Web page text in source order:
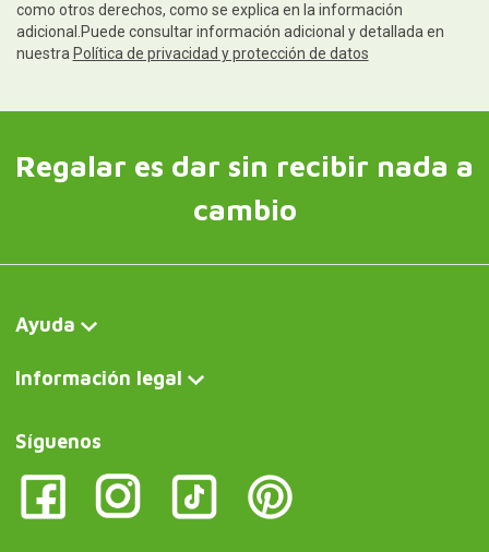
como otros derechos, como se explica en la información
adicional.Puede consultar información adicional y detallada en
nuestra Política de privacidad y protección de datos
Regalar es dar sin recibir nada a
cambio
Ayuda
Información legal
Síguenos